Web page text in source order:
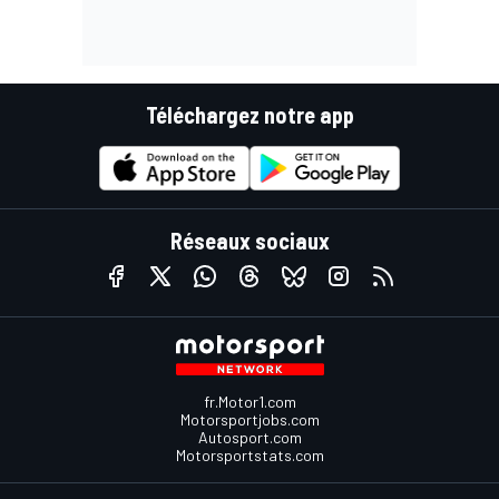
Téléchargez notre app
Réseaux sociaux
fr.Motor1.com
Motorsportjobs.com
Autosport.com
Motorsportstats.com